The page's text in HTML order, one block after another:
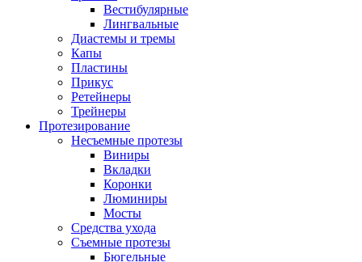
Вестибулярные
Лингвальные
Диастемы и тремы
Капы
Пластины
Прикус
Ретейнеры
Трейнеры
Протезирование
Несъемные протезы
Виниры
Вкладки
Коронки
Люминиры
Мосты
Средства ухода
Съемные протезы
Бюгельные